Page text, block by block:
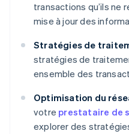
transactions qu’ils ne
mise à jour des
Stratégies de
stratégies de
ensemble des
Optimisation du
votre prestataire de
explorer des